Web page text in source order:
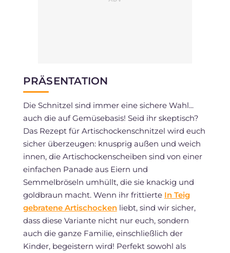
PRÄSENTATION
Die Schnitzel sind immer eine sichere Wahl...
auch die auf Gemüsebasis! Seid ihr skeptisch?
Das Rezept für Artischockenschnitzel wird euch
sicher überzeugen: knusprig außen und weich
innen, die Artischockenscheiben sind von einer
einfachen Panade aus Eiern und
Semmelbröseln umhüllt, die sie knackig und
goldbraun macht. Wenn ihr frittierte In Teig
gebratene Artischockenliebt, sind wir sicher,
dass diese Variante nicht nur euch, sondern
auch die ganze Familie, einschließlich der
Kinder, begeistern wird! Perfekt sowohl als